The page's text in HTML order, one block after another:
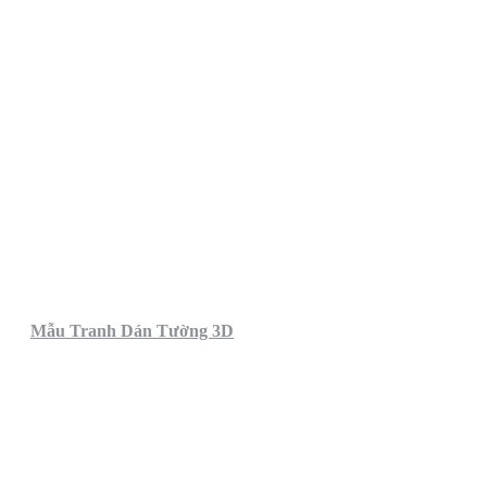
Mẫu Tranh Dán Tường 3D